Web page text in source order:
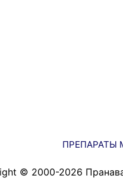
ПРЕПАРАТЫ
© 2000-2026